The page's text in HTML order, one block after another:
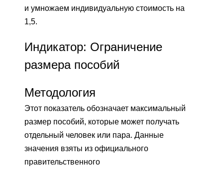
и умножаем индивидуальную стоимость на
1,5.
Индикатор: Ограничение
размера пособий
Методология
Этот показатель обозначает максимальный
размер пособий, которые может получать
отдельный человек или пара. Данные
значения взяты из официального
правительственного